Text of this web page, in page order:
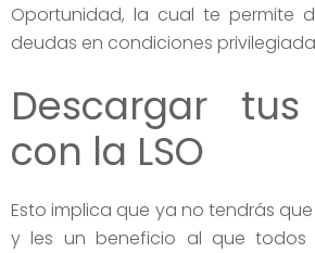
Oportunidad, la cual te permite
deudas en condiciones
Descargar
con la LSO
Esto implica que ya no tendrás
y les un beneficio al que todos